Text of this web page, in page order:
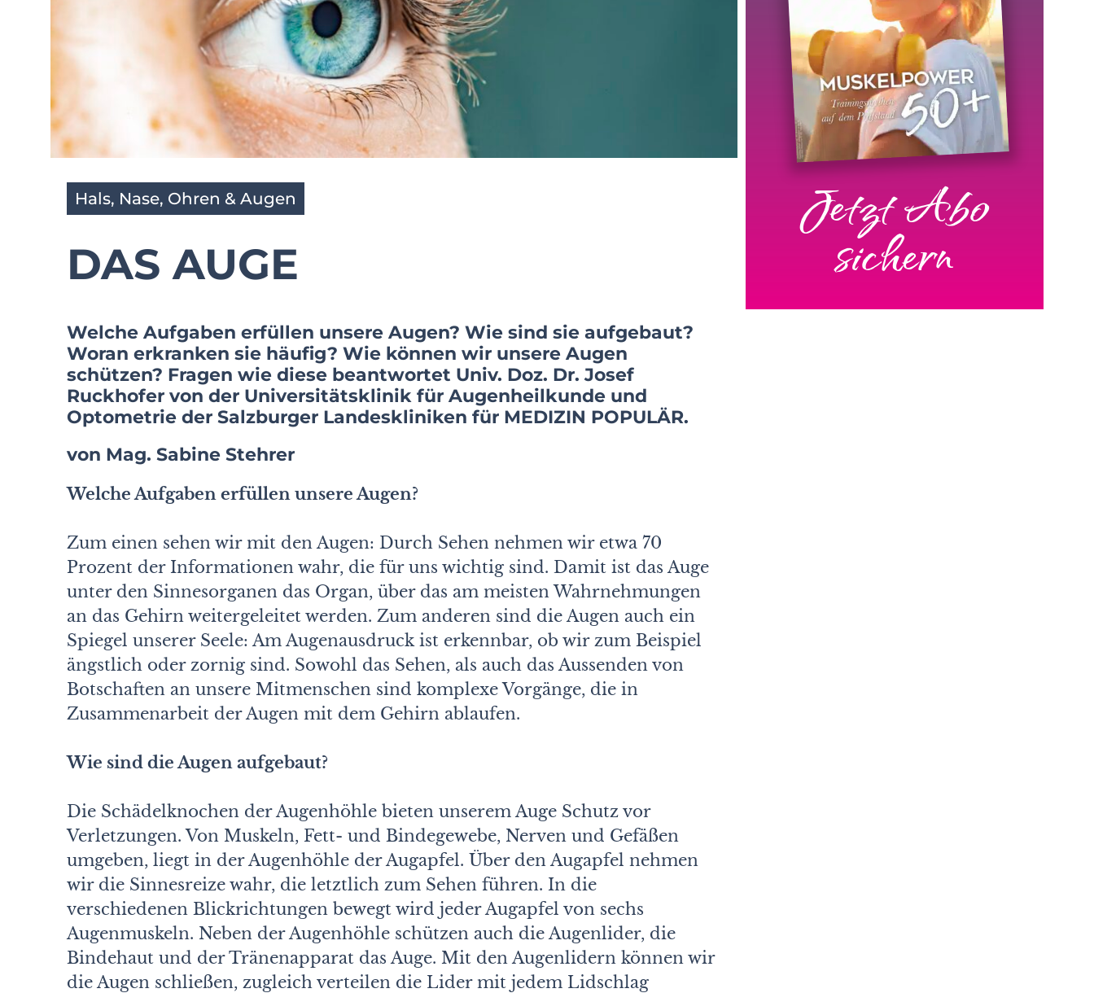
Hals, Nase, Ohren & Augen
DAS AUGE
Welche Aufgaben erfüllen unsere Augen? Wie sind sie aufgebaut?
Woran erkranken sie häufig? Wie können wir unsere Augen
schützen? Fragen wie diese beantwortet Univ. Doz. Dr. Josef
Ruckhofer von der Universitätsklinik für Augenheilkunde und
Optometrie der Salzburger Landeskliniken für MEDIZIN POPULÄR.
von Mag. Sabine Stehrer
Welche Aufgaben erfüllen unsere Augen?
Zum einen sehen wir mit den Augen: Durch Sehen nehmen wir etwa 70
Prozent der Informationen wahr, die für uns wichtig sind. Damit ist das Auge
unter den Sinnesorganen das Organ, über das am meisten Wahrnehmungen
an das Gehirn weitergeleitet werden. Zum anderen sind die Augen auch ein
Spiegel unserer Seele: Am Augenausdruck ist erkennbar, ob wir zum Beispiel
ängstlich oder zornig sind. Sowohl das Sehen, als auch das Aussenden von
Botschaften an unsere Mitmenschen sind komplexe Vorgänge, die in
Zusammenarbeit der Augen mit dem Gehirn ablaufen.
Wie sind die Augen aufgebaut?
Die Schädelknochen der Augenhöhle bieten unserem Auge Schutz vor
Verletzungen. Von Muskeln, Fett- und Bindegewebe, Nerven und Gefäßen
umgeben, liegt in der Augenhöhle der Augapfel. Über den Augapfel nehmen
wir die Sinnesreize wahr, die letztlich zum Sehen führen. In die
verschiedenen Blickrichtungen bewegt wird jeder Augapfel von sechs
Augenmuskeln. Neben der Augenhöhle schützen auch die Augenlider, die
Bindehaut und der Tränenapparat das Auge. Mit den Augenlidern können wir
die Augen schließen, zugleich verteilen die Lider mit jedem Lidschlag
Jetzt Abo
sichern